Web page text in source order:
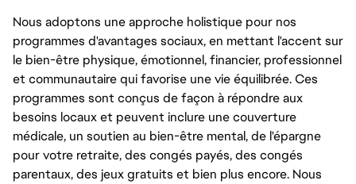
Nous adoptons une approche holistique pour nos
programmes d'avantages sociaux, en mettant l'accent sur
le bien-être physique, émotionnel, financier, professionnel
et communautaire qui favorise une vie équilibrée. Ces
programmes sont conçus de façon à répondre aux
besoins locaux et peuvent inclure une couverture
médicale, un soutien au bien-être mental, de l'épargne
pour votre retraite, des congés payés, des congés
parentaux, des jeux gratuits et bien plus encore. Nous